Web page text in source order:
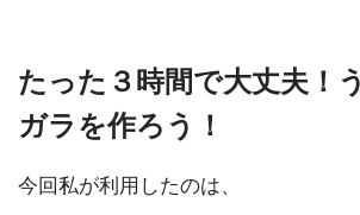
たった３時間で大丈夫！
ガラを作ろう！
今回私が利用したのは、